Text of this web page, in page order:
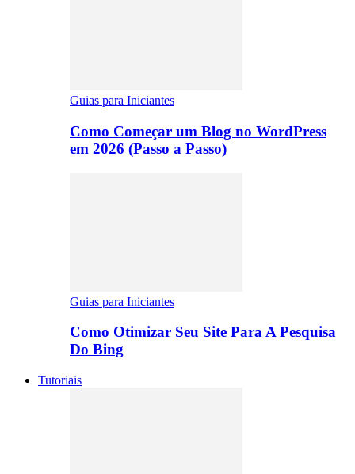
Guias para Iniciantes
Como Começar um Blog no WordPress
em 2026 (Passo a Passo)
Guias para Iniciantes
Como Otimizar Seu Site Para A Pesquisa
Do Bing
Tutoriais